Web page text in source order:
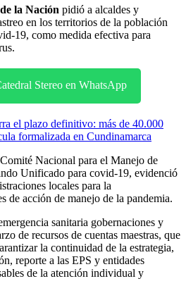
la Nación pidió a alcaldes y
en los territorios de la población
19, como medida efectiva para
Stereo en WhatsApp
el plazo definitivo: más de 40.000
formalizada en Cundinamarca
Nacional para el Manejo de
Unificado para covid-19, evidenció
locales para la
de acción de manejo de la pandemia.
sanitaria gobernaciones y
de recursos de cuentas maestras, que
la continuidad de la estrategia,
reporte a las EPS y entidades
de la atención individual y